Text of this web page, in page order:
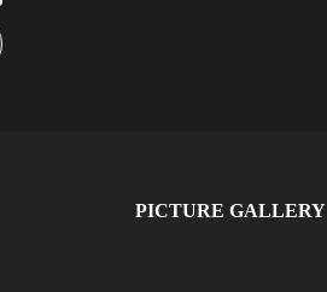
PICTURE GALLERY